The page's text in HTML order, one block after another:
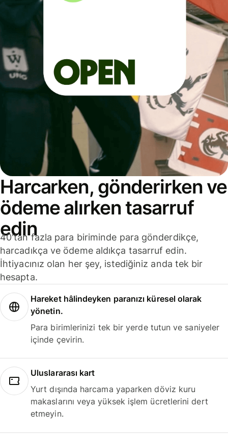
Harcarken, gönderirken ve
ödeme alırken tasarruf
edin
40'tan fazla para biriminde para gönderdikçe,
harcadıkça ve ödeme aldıkça tasarruf edin.
İhtiyacınız olan her şey, istediğiniz anda tek bir
hesapta.
Hareket hâlindeyken paranızı küresel olarak
yönetin.
Para birimlerinizi tek bir yerde tutun ve saniyeler
içinde çevirin.
Uluslararası kart
Yurt dışında harcama yaparken döviz kuru
makaslarını veya yüksek işlem ücretlerini dert
etmeyin.